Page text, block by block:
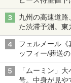
九州の高速道路
た渋滞予測。
フェルメール《
ッフィー/葬送
「ムーミン」
号。中身が見や